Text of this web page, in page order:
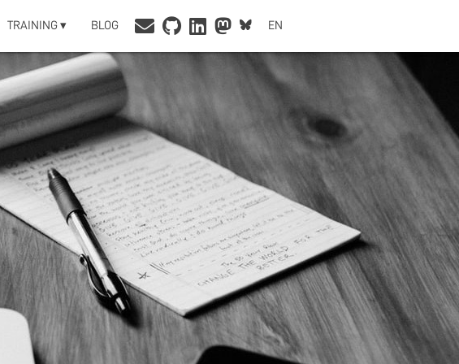
TRAINING ▾ BLOG EN